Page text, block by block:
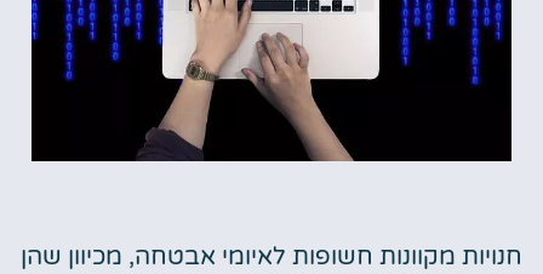
חנויות מקוונות חשופות לאיומי אבטחה, מכיוון שהן